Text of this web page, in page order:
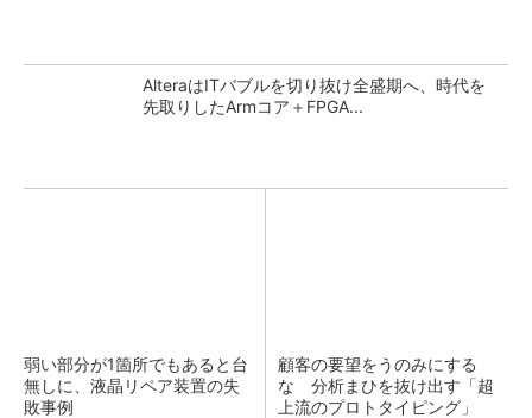
AlteraはITバブルを切り抜け全盛期へ、時代を
先取りしたArmコア＋FPGA...
弱い部分が1箇所でもあると台
無しに、液晶リペア装置の失
敗事例
顧客の要望をうのみにする
な 分析まひを抜け出す「超
上流のプロトタイピング」